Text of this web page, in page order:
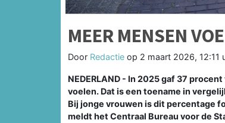
MEER MENSEN
Door Redactie op 2 maart 2026, 12:11
NEDERLAND - In 2025 gaf 37
voelen. Dat is een toename in
Bij jonge vrouwen is dit percentage
meldt het Centraal Bureau voor de